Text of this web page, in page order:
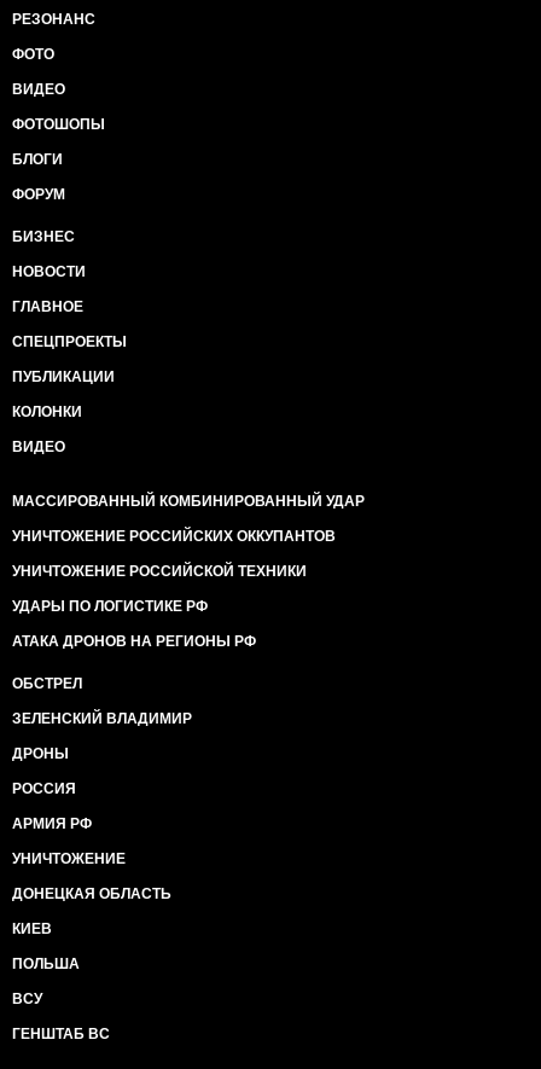
РЕЗОНАНС
ФОТО
ВИДЕО
ФОТОШОПЫ
БЛОГИ
ФОРУМ
БИЗНЕС
НОВОСТИ
ГЛАВНОЕ
СПЕЦПРОЕКТЫ
ПУБЛИКАЦИИ
КОЛОНКИ
ВИДЕО
МАССИРОВАННЫЙ КОМБИНИРОВАННЫЙ УДАР
УНИЧТОЖЕНИЕ РОССИЙСКИХ ОККУПАНТОВ
УНИЧТОЖЕНИЕ РОССИЙСКОЙ ТЕХНИКИ
УДАРЫ ПО ЛОГИСТИКЕ РФ
АТАКА ДРОНОВ НА РЕГИОНЫ РФ
ОБСТРЕЛ
ЗЕЛЕНСКИЙ ВЛАДИМИР
ДРОНЫ
РОССИЯ
АРМИЯ РФ
УНИЧТОЖЕНИЕ
ДОНЕЦКАЯ ОБЛАСТЬ
КИЕВ
ПОЛЬША
ВСУ
ГЕНШТАБ ВС